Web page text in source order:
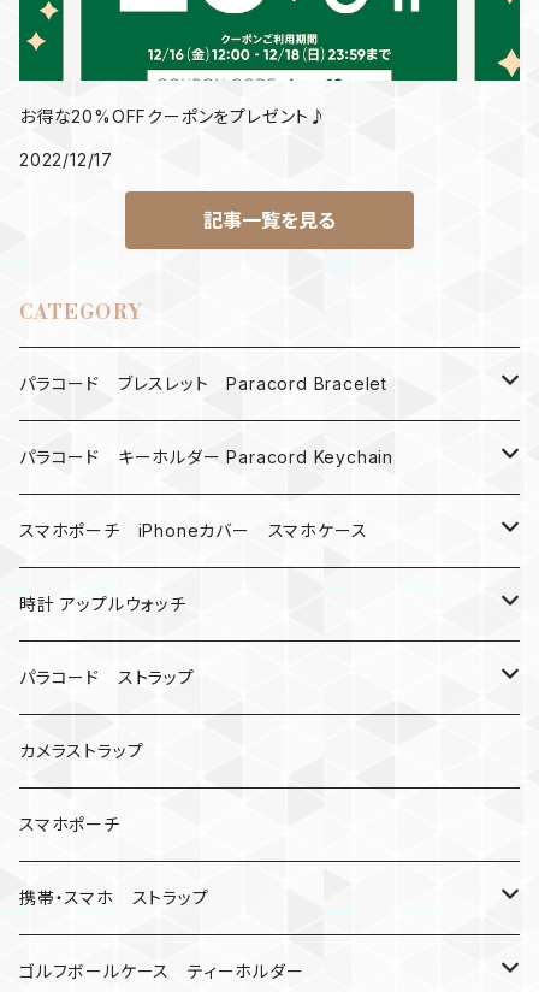
お得な20%OFFクーポンをプレゼント♪
2022/12/17
記事一覧を見る
CATEGORY
パラコード ブレスレット Paracord Bracelet
MAD MAX
バックル
バックル無し
シャックル
数珠
パラコード キーホルダー Paracord Keychain
ハロウィン
コンパス
ベルトループ
クボタン
キーケース
人形
忍者
キャンプ道具
スマホポーチ iPhoneカバー スマホケース
楽天ミニ ケース
iPhone
時計 アップルウォッチ
カナビラウォッチ
腕時計
アップルウォッチ
バックル
マッドマックス
パラコード ストラップ
サバイバルツール
カメラストラップ
スマホポーチ
携帯・スマホ ストラップ
ネックストラップ・ショルダーストラップ
ゴルフボールケース ティーホルダー